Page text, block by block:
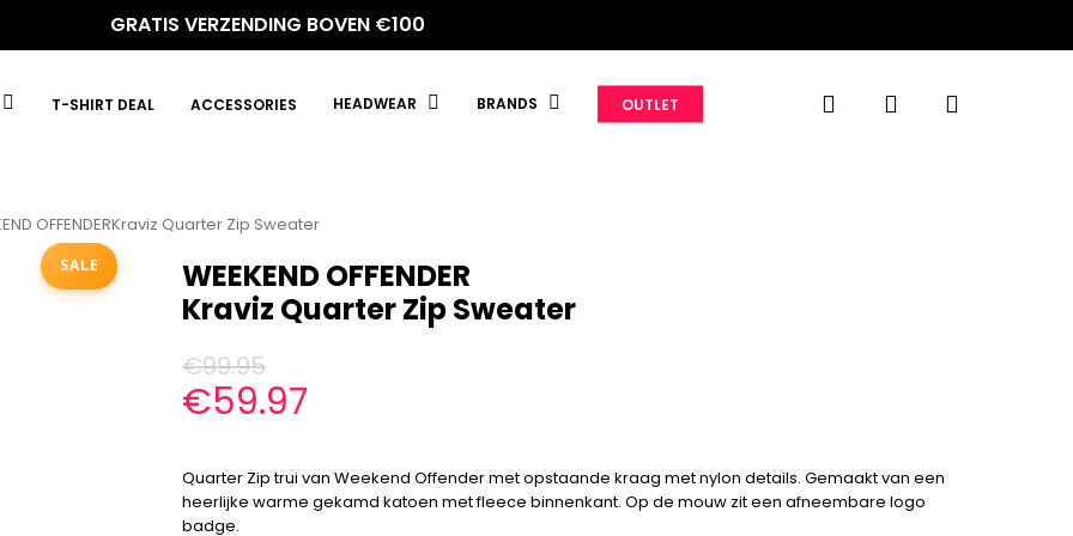
GRATIS VERZENDING BOVEN €100
T-SHIRT DEAL ACCESSORIES HEADWEAR BRANDS OUTLET search account
OFFENDERKraviz Quarter Zip Sweater
SALE
WEEKEND OFFENDER
Kraviz Quarter Zip Sweater
€99.95
€59.97
Quarter Zip trui van Weekend Offender met opstaande kraag met nylon details. Gemaakt van een
heerlijke warme gekamd katoen met fleece binnenkant. Op de mouw zit een afneembare logo
badge.